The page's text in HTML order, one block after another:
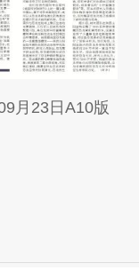
月23日A10版